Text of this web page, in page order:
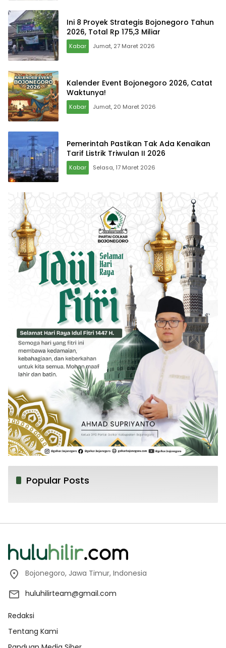
Ini 8 Proyek Strategis Bojonegoro Tahun
2026, Total Rp 175,3 Miliar
Kabar Jumat, 27 Maret 2026
Kalender Event Bojonegoro 2026, Catat
Waktunya!
Kabar Jumat, 20 Maret 2026
Pemerintah Pastikan Tak Ada Kenaikan
Tarif Listrik Triwulan II 2026
Kabar Selasa, 17 Maret 2026
Popular Posts
Bojonegoro, Jawa Timur, Indonesia
huluhilirteam@gmail.com
Redaksi
Tentang Kami